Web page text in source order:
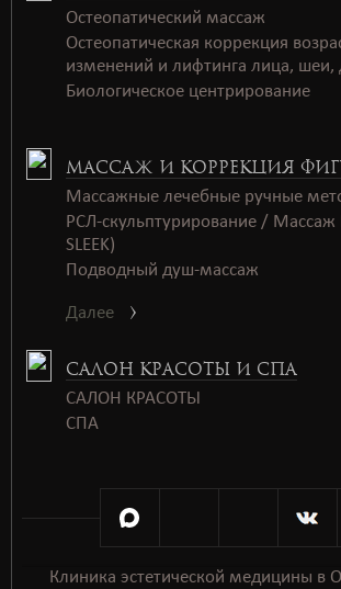
САЛОН КРАСОТЫ И СПА
САЛОН КРАСОТЫ
СПАㅤㅤ
Остеопатический массаж
Остеопатическая коррекция
изменений и лифтинга лица, шеи,
Биологическое центрирование
МАССАЖ И КОРРЕКЦИЯ
Массажные лечебные ручные
РСЛ-скульптурирование /
SLEEK)
Подводный душ-массаж
Далее
Клиника эстетической медицины в